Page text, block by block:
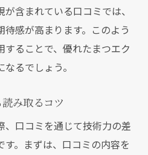
含まれている口コミでは、
感が高まります。このよう
することで、優れたまつエク
るでしょう。
み取るコツ
、口コミを通じて技術力の差
。まずは、口コミの内容を